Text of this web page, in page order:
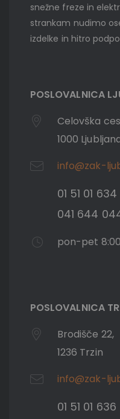
snežne freze in
strankam nudimo
izdelke in hitro
POSLOVALNICA
Celovška
1000
info@zak-
01 51 01 634
041 644
pon-pet
POSLOVALNICA
Brodišče 22,
1236 Trzin
info@zak-
01 51 01 636